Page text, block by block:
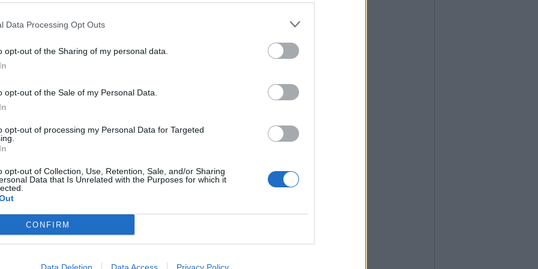
Data Processing Opt Outs
opt-out of the Sharing of my personal data.
opt-out of the Sale of my Personal Data.
opt-out of processing my Personal Data for Targeted
opt-out of Collection, Use, Retention, Sale, and/or Sharing
Data that Is Unrelated with the Purposes for which it
CONFIRM
dalla rete pubblica e il suo utilizzo
Castronno
di
a cuore l'informazione del nostro territorio e
prima linea per informarvi con attenzione.
Pubblicato il 24 Giugno 2026